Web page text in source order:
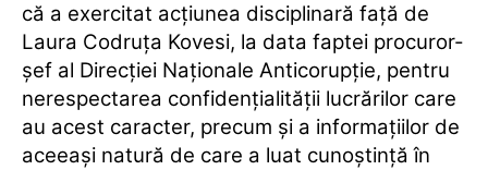
că a exercitat acţiunea disciplinară faţă de
Laura Codruţa Kovesi, la data faptei procuror-
şef al Direcţiei Naţionale Anticorupţie, pentru
nerespectarea confidenţialităţii lucrărilor care
au acest caracter, precum şi a informaţiilor de
aceeaşi natură de care a luat cunoştinţă în